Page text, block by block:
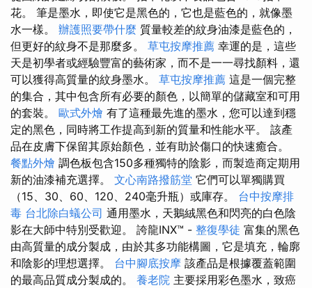
花。 筆是墨水，即使它是黑色的，它也是藍色的，就像墨
水一樣。 辦護照要帶什麼 質量較差的紋身油漆是藍色的，
但更好的紋身不是那麼多。 草屯按摩推薦 幸運的是，這些
天是初學者或經驗豐富的藝術家，而不是一一尋找顏料，還
可以獲得高質量的紋身墨水。 草屯按摩推薦 這是一個完整
的集合，其中包含所有必要的顏色，以簡單的儲藏室和可用
的套裝。 歐式外燴 有了這種最先進的墨水，您可以達到穩
定的黑色，同時將工作提高到新的質量和性能水平。 該產
品在皮膚下保留其原始顏色，並有助於傷口的快速癒合。
餐點外燴 調色板包含150多種獨特的陰影，而製造商定期用
新的油漆補充選擇。 文心南路撥筋堂 它們可以單獨購買
（15、30、60、120、240毫升瓶）或庫存。 台中按摩排
毒 台北除白蟻公司 通用墨水，天鵝絨黑色和閃亮的白色陰
影在大師中特別受歡迎。 誇龍INX™ - 整復學徒 富集的黑色
由高質量的成分製成，由於其多功能構圖，它是填充，輪廓
和陰影的理想選擇。 台中腳底按摩 該產品是根據覆蓋範圍
的最高品質成分製成的。 養老院 主要採用彩色墨水，致癌